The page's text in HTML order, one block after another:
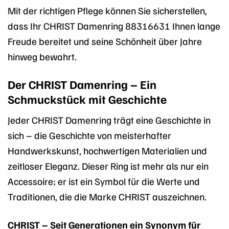
Mit der richtigen Pflege können Sie sicherstellen,
dass Ihr CHRIST Damenring 88316631 Ihnen lange
Freude bereitet und seine Schönheit über Jahre
hinweg bewahrt.
Der CHRIST Damenring – Ein
Schmuckstück mit Geschichte
Jeder CHRIST Damenring trägt eine Geschichte in
sich – die Geschichte von meisterhafter
Handwerkskunst, hochwertigen Materialien und
zeitloser Eleganz. Dieser Ring ist mehr als nur ein
Accessoire; er ist ein Symbol für die Werte und
Traditionen, die die Marke CHRIST auszeichnen.
CHRIST – Seit Generationen ein Synonym für